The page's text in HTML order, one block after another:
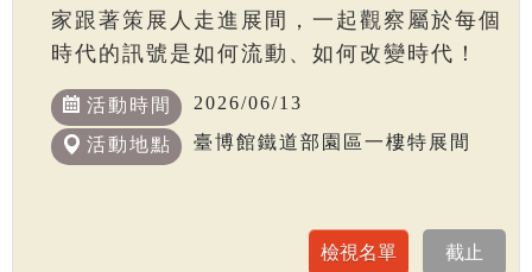
家跟著策展人走進展間，一起觀察屬於每個
時代的訊號是如何流動、如何改變時代！
活動時間 2026/06/13
活動地點 臺博館鐵道部園區一樓特展間